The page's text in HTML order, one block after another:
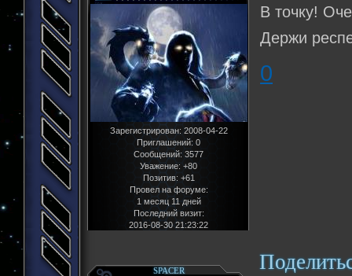
Зарегистрирован: 2008-04-22
Приглашений: 0
Сообщений: 3577
Уважение: +80
Позитив: +61
Провел на форуме:
1 месяц 11 дней
Последний визит:
2016-08-30 21:23:22
В точку!
Держи
0
SPACER